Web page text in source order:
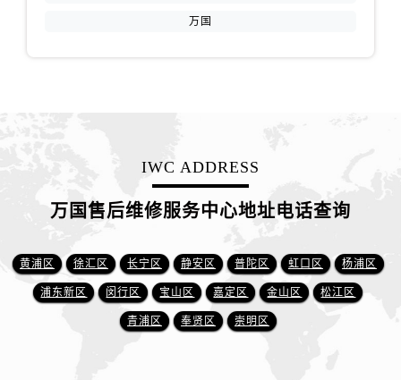
万国
IWC ADDRESS
万国售后维修服务中心地址电话查询
黄浦区 徐汇区 长宁区 静安区 普陀区 虹口区 杨浦区
浦东新区 闵行区 宝山区 嘉定区 金山区 松江区
青浦区 奉贤区 崇明区